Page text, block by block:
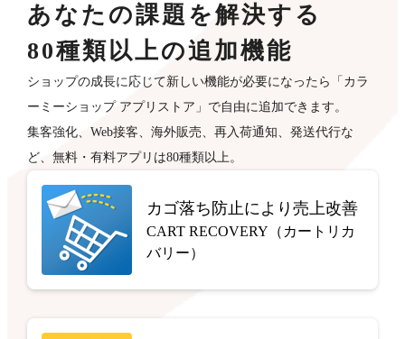
あなたの課題を解決する
80種類以上の追加機能
ショップの成長に応じて新しい機能が必要になったら「カラ
ーミーショップ アプリストア」で自由に追加できます。
集客強化、Web接客、海外販売、再入荷通知、発送代行な
ど、無料・有料アプリは80種類以上。
カゴ落ち防止により売上改善
CART RECOVERY（カートリカ
バリー）